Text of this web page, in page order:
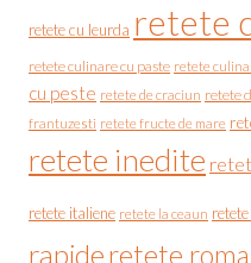
retete cu leurda retete
retete culinare cu paste retete
cu peste retete de craciun retete
frantuzesti retete fructe de mare
retete inedite
retete italiene retete la ceaun
rapideretete